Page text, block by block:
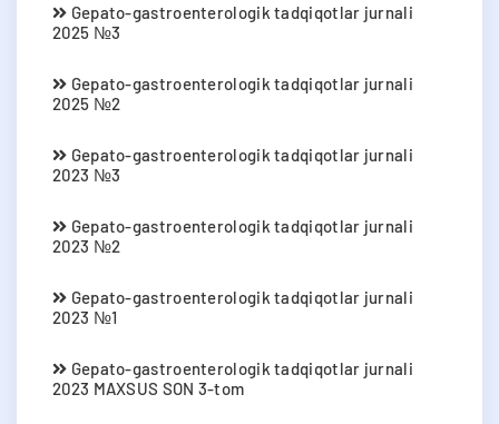
Gepato-gastroenterologik tadqiqotlar jurnali
2025 №3
Gepato-gastroenterologik tadqiqotlar jurnali
2025 №2
Gepato-gastroenterologik tadqiqotlar jurnali
2023 №3
Gepato-gastroenterologik tadqiqotlar jurnali
2023 №2
Gepato-gastroenterologik tadqiqotlar jurnali
2023 №1
Gepato-gastroenterologik tadqiqotlar jurnali
2023 MAXSUS SON 3-tom